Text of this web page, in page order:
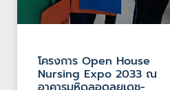
โครงการ Open House
Nursing Expo 2033 ณ